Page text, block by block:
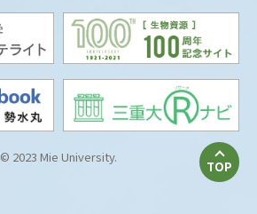
© 2023 Mie University.
TOP